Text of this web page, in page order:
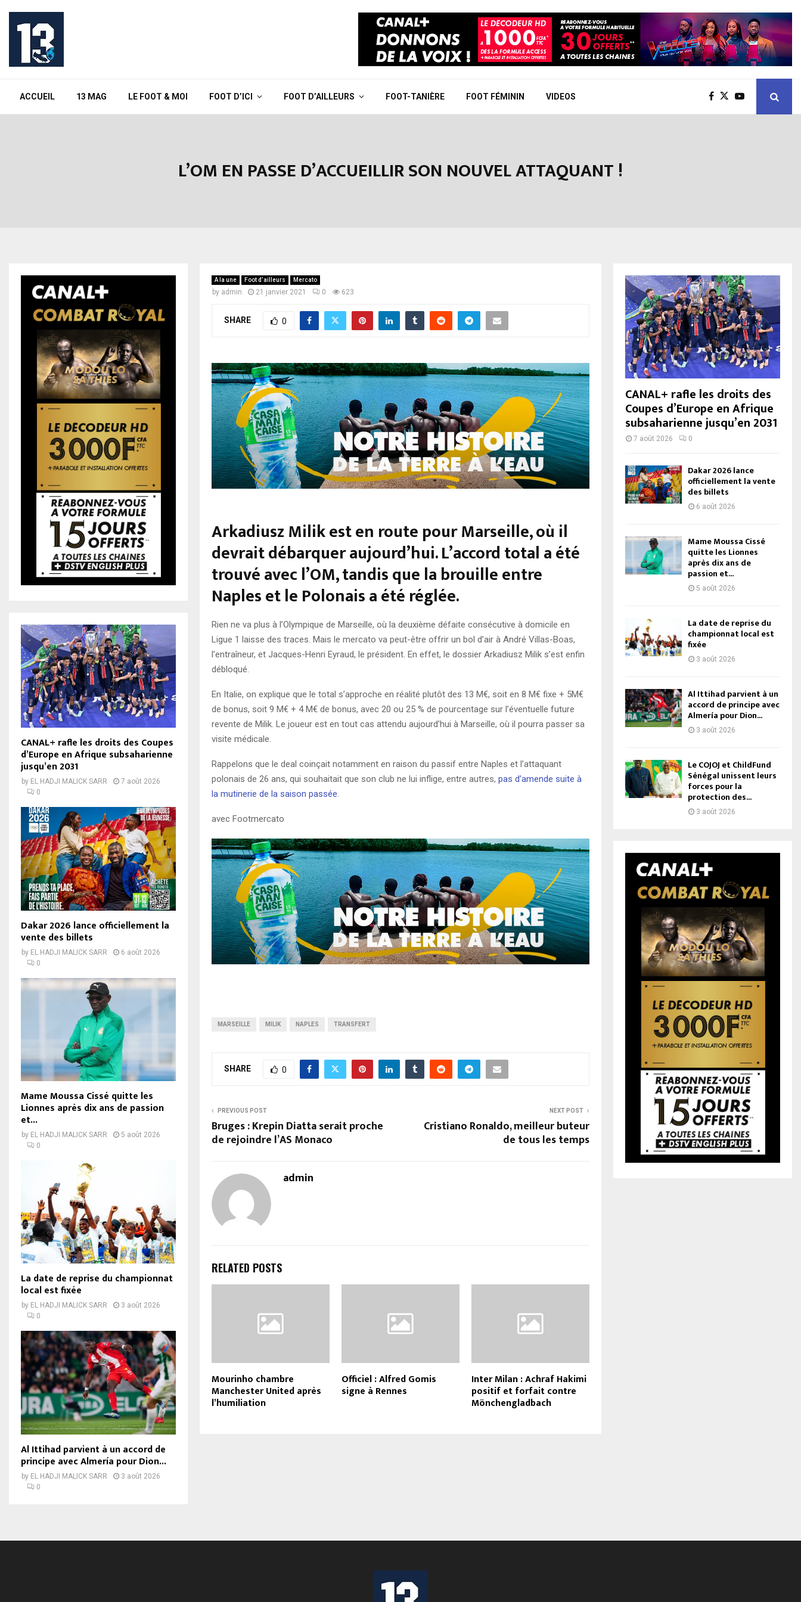
ACCUEIL 13 MAG LE FOOT & MOI FOOT D’ICI FOOT D’AILLEURS FOOT-TANIÈRE FOOT FÉMININ VIDEOS
L’OM EN PASSE D’ACCUEILLIR SON NOUVEL ATTAQUANT !
A la une Foot d’ailleurs Mercato
by admin 21 janvier 2021 0 623
SHARE 0
Arkadiusz Milik est en route pour Marseille, où il
devrait débarquer aujourd’hui. L’accord total a été
trouvé avec l’OM, tandis que la brouille entre
Naples et le Polonais a été réglée.
Rien ne va plus à l’Olympique de Marseille, où la deuxième défaite consécutive à domicile en
Ligue 1 laisse des traces. Mais le mercato va peut-être offrir un bol d’air à André Villas-Boas,
l’entraîneur, et Jacques-Henri Eyraud, le président. En effet, le dossier Arkadiusz Milik s’est enfin
débloqué.
En Italie, on explique que le total s’approche en réalité plutôt des 13 M€, soit en 8 M€ fixe + 5M€
de bonus, soit 9 M€ + 4 M€ de bonus, avec 20 ou 25 % de pourcentage sur l’éventuelle future
revente de Milik. Le joueur est en tout cas attendu aujourd’hui à Marseille, où il pourra passer sa
visite médicale.
Rappelons que le deal coinçait notamment en raison du passif entre Naples et l’attaquant
polonais de 26 ans, qui souhaitait que son club ne lui inflige, entre autres, pas d’amende suite à
la mutinerie de la saison passée.
avec Footmercato
MARSEILLE MILIK NAPLES TRANSFERT
SHARE 0
PREVIOUS POST
Bruges : Krepin Diatta serait proche
de rejoindre l’AS Monaco
NEXT POST
Cristiano Ronaldo, meilleur buteur
de tous les temps
admin
RELATED POSTS
Mourinho chambre
Manchester United après
l’humiliation
Officiel : Alfred Gomis
signe à Rennes
Inter Milan : Achraf Hakimi
positif et forfait contre
Mönchengladbach
CANAL+ rafle les droits des Coupes
d’Europe en Afrique subsaharienne
jusqu’en 2031
by EL HADJI MALICK SARR
7 août 2026
0
Dakar 2026 lance officiellement la
vente des billets
by EL HADJI MALICK SARR
6 août 2026
0
Mame Moussa Cissé quitte les
Lionnes après dix ans de passion
et...
by EL HADJI MALICK SARR
5 août 2026
0
La date de reprise du championnat
local est fixée
by EL HADJI MALICK SARR
3 août 2026
0
Al Ittihad parvient à un accord de
principe avec Almería pour Dion...
by EL HADJI MALICK SARR
3 août 2026
0
CANAL+ rafle les droits des
Coupes d’Europe en Afrique
subsaharienne jusqu’en 2031
7 août 2026 0
Dakar 2026 lance
officiellement la vente
des billets
6 août 2026
Mame Moussa Cissé
quitte les Lionnes
après dix ans de
passion et...
5 août 2026
La date de reprise du
championnat local est
fixée
3 août 2026
Al Ittihad parvient à un
accord de principe avec
Almería pour Dion...
3 août 2026
Le COJOJ et ChildFund
Sénégal unissent leurs
forces pour la
protection des...
3 août 2026